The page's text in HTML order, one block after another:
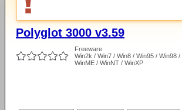
Polyglot 3000 v3.59
Freeware
Win2k / Win7 / Win8 / Win95 / Win98 /
WinME / WinNT / WinXP